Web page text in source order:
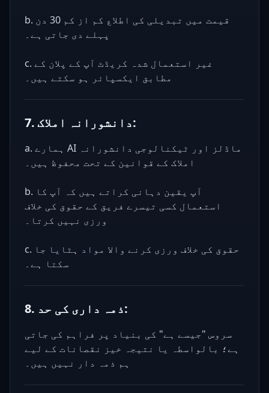
b. قیمت میں تبدیلی کی اطلاع کم از کم 30 دن
پہلے دی جاتی ہے۔
c. غیر استعمال شدہ کریڈٹ آپ کے پلان کے
مطابق ایکسپائر ہو سکتے ہیں۔
7. دانشورانہ املاک:
a. ہمارے AI ماڈلز اور ٹیکنالوجی دانشورانہ
املاک کے قوانین کے تحت محفوظ ہیں۔
b. آپ یقین دہانی کراتے ہیں کہ آپ کا
استعمال کسی تیسرے فریق کے حقوق کی خلاف
ورزی نہیں کرتا۔
c. حقوق کی خلاف ورزی کرنے والا مواد ہٹایا جا
سکتا ہے۔
8. ذمہ داری کی حد:
سروس "جیسے ہے" کی بنیاد پر فراہم کی جاتی
ہے؛ بالواسطہ یا نتیجہ خیز نقصانات کے لیے
ہم ذمہ دار نہیں ہیں۔